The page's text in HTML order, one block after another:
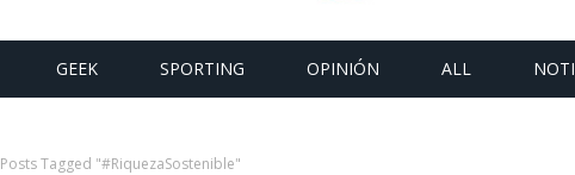
GEEK SPORTING OPINIÓN ALL
Posts Tagged "#RiquezaSostenible"